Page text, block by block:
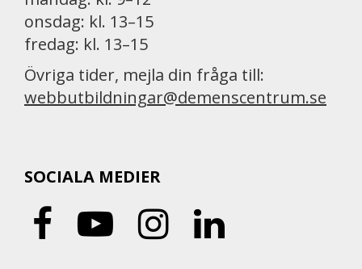
onsdag: kl. 13–15
fredag: kl. 13–15
Övriga tider, mejla din fråga till:
webbutbildningar@demenscentrum.se
SOCIALA MEDIER